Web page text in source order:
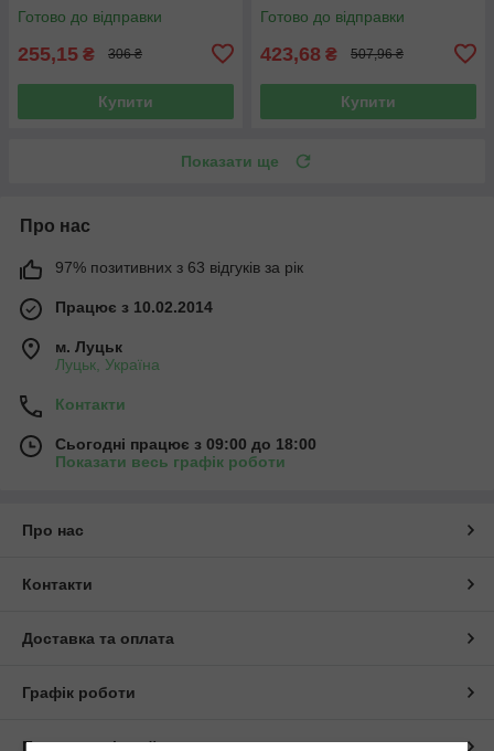
Готово до відправки
255,15 ₴ 306 ₴
Купити
Готово до відправки
423,68 ₴ 507,96 ₴
Купити
Показати ще
Про нас
97% позитивних з 63 відгуків за рік
Працює з 10.02.2014
м. Луцьк
Луцьк, Україна
Контакти
Сьогодні працює з 09:00 до 18:00
Показати весь графік роботи
Про нас
Контакти
Доставка та оплата
Графік роботи
Повна версія сайту